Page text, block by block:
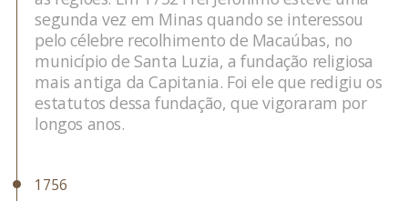
segunda vez em Minas quando se interessou
pelo célebre recolhimento de Macaúbas, no
município de Santa Luzia, a fundação religiosa
mais antiga da Capitania. Foi ele que redigiu os
estatutos dessa fundação, que vigoraram por
longos anos.
1756